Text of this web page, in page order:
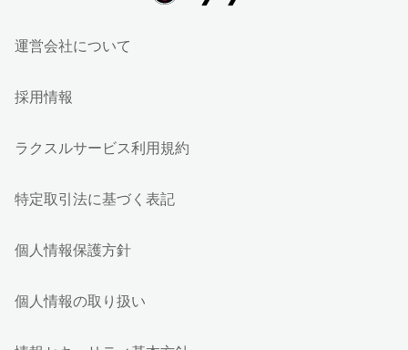
運営会社について
採用情報
ラクスルサービス利用規約
特定取引法に基づく表記
個人情報保護方針
個人情報の取り扱い